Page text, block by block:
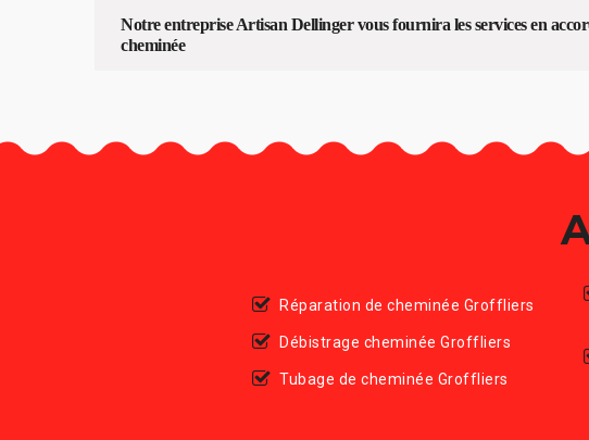
Notre entreprise Artisan Dellinger vous fournira les services en
cheminée
Réparation de cheminée Groffliers
Débistrage cheminée Groffliers
Tubage de cheminée Groffliers